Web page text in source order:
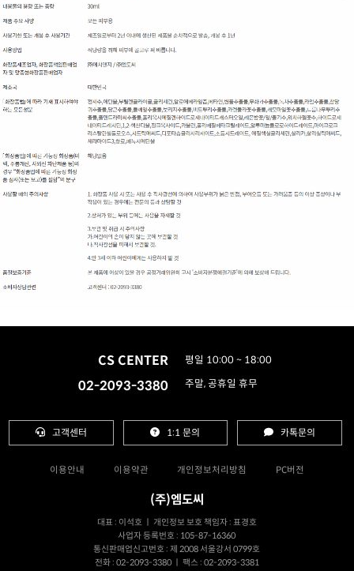
CS CENTER
02-2093-3380
평일 10:00 ~ 18:00
주말, 공휴일 휴무
고객센터 1:1 문의 카톡문의
이용안내 이용약관 개인정보처리방침 PC버전
(주)엠도씨
대표 : 이석호 ㅣ 개인정보 보호 책임자 : 표경호
사업자 등록번호 : 105-87-16360
통신판매업신고번호 : 제 2008 서울강서 0799호
전화 : 02-2093-3380 ㅣ 팩스 : 02-2093-3381